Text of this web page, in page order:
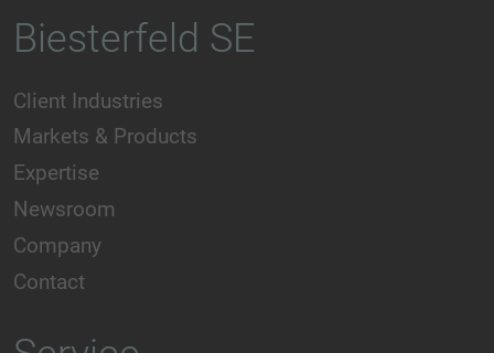
Biesterfeld SE
Client Industries
Markets & Products
Expertise
Newsroom
Company
Contact